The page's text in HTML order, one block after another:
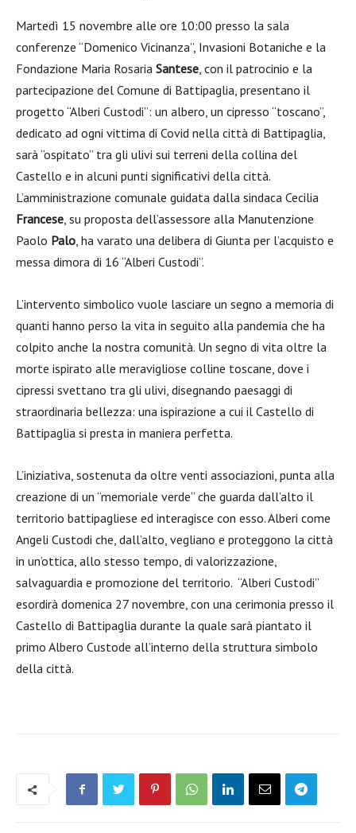
Martedì 15 novembre alle ore 10:00 presso la sala
conferenze “Domenico Vicinanza”, Invasioni Botaniche e la
Fondazione Maria Rosaria Santese, con il patrocinio e la
partecipazione del Comune di Battipaglia, presentano il
progetto “Alberi Custodi”: un albero, un cipresso “toscano”,
dedicato ad ogni vittima di Covid nella città di Battipaglia,
sarà “ospitato” tra gli ulivi sui terreni della collina del
Castello e in alcuni punti significativi della città.
L’amministrazione comunale guidata dalla sindaca Cecilia
Francese, su proposta dell’assessore alla Manutenzione
Paolo Palo, ha varato una delibera di Giunta per l’acquisto e
messa dimora di 16 “Alberi Custodi”.
L’intervento simbolico vuole lasciare un segno a memoria di
quanti hanno perso la vita in seguito alla pandemia che ha
colpito anche la nostra comunità. Un segno di vita oltre la
morte ispirato alle meravigliose colline toscane, dove i
cipressi svettano tra gli ulivi, disegnando paesaggi di
straordinaria bellezza: una ispirazione a cui il Castello di
Battipaglia si presta in maniera perfetta.
L’iniziativa, sostenuta da oltre venti associazioni, punta alla
creazione di un “memoriale verde” che guarda dall’alto il
territorio battipagliese ed interagisce con esso. Alberi come
Angeli Custodi che, dall’alto, vegliano e proteggono la città
in un’ottica, allo stesso tempo, di valorizzazione,
salvaguardia e promozione del territorio. “Alberi Custodi”
esordirà domenica 27 novembre, con una cerimonia presso il
Castello di Battipaglia durante la quale sarà piantato il
primo Albero Custode all’interno della struttura simbolo
della città.